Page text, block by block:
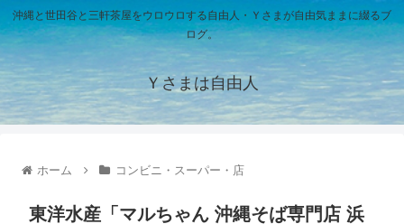
沖縄と世田谷と三軒茶屋をウロウロする自由人・Ｙさまが自由気ままに綴るブ
ログ。
Ｙさまは自由人
ホーム コンビニ・スーパー・店
東洋水産「マルちゃん 沖縄そば専門店 浜